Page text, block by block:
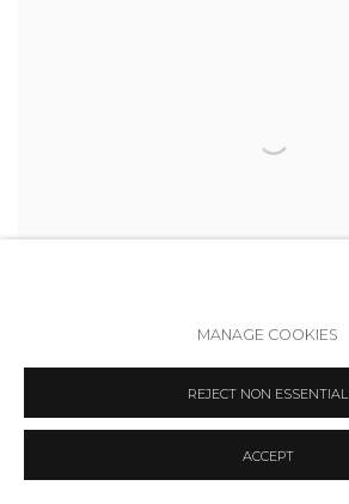
SUMMER CAMP 07/19MANAGE COOKIES
REJECT NON ESSENTIAL
ACCEPT